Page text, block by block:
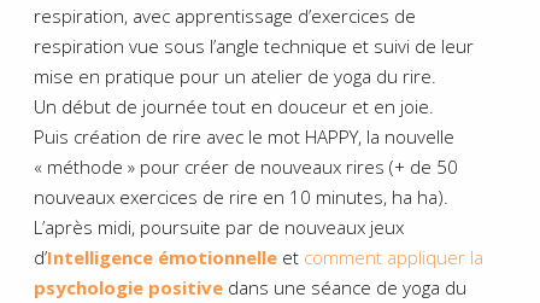
respiration, avec apprentissage d’exercices de
respiration vue sous l’angle technique et suivi de leur
mise en pratique pour un atelier de yoga du rire.
Un début de journée tout en douceur et en joie.
Puis création de rire avec le mot HAPPY, la nouvelle
« méthode » pour créer de nouveaux rires (+ de 50
nouveaux exercices de rire en 10 minutes, ha ha).
L’après midi, poursuite par de nouveaux jeux
d’Intelligence émotionnelle et comment appliquer la
psychologie positivedans une séance de yoga du